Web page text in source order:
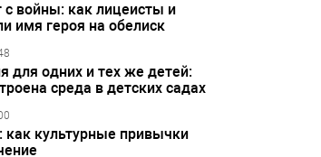
с войны: как лицеисты и
имя героя на обелиск
для одних и тех же детей:
среда в детских садах
как культурные привычки